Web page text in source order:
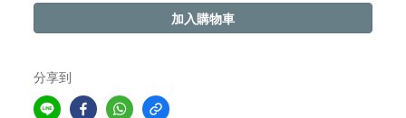
加入購物車
分享到